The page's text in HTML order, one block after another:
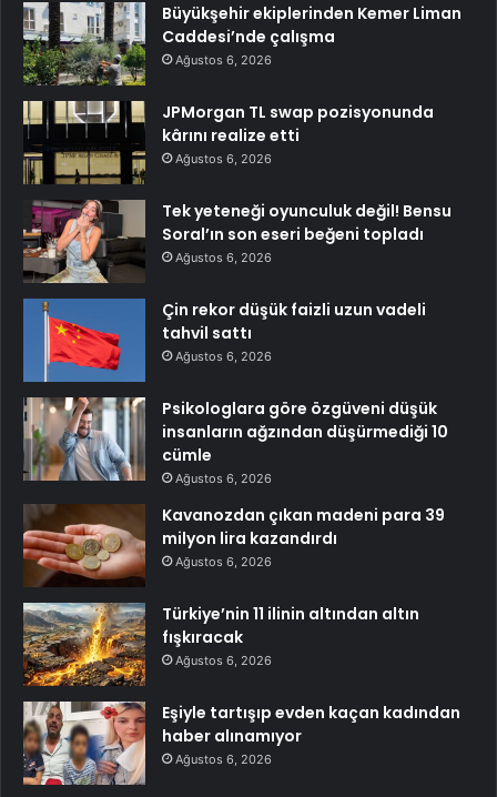
Büyükşehir ekiplerinden Kemer Liman
Caddesi’nde çalışma
Ağustos 6, 2026
JPMorgan TL swap pozisyonunda
kârını realize etti
Ağustos 6, 2026
Tek yeteneği oyunculuk değil! Bensu
Soral’ın son eseri beğeni topladı
Ağustos 6, 2026
Çin rekor düşük faizli uzun vadeli
tahvil sattı
Ağustos 6, 2026
Psikologlara göre özgüveni düşük
insanların ağzından düşürmediği 10
cümle
Ağustos 6, 2026
Kavanozdan çıkan madeni para 39
milyon lira kazandırdı
Ağustos 6, 2026
Türkiye’nin 11 ilinin altından altın
fışkıracak
Ağustos 6, 2026
Eşiyle tartışıp evden kaçan kadından
haber alınamıyor
Ağustos 6, 2026